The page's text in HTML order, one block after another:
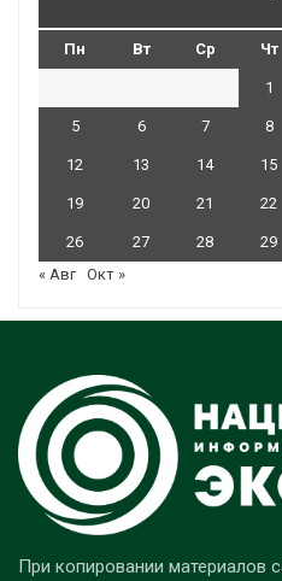
Пн Вт Ср Чт
1
5 6 7 8
12 13 14 15
19 20 21 22
26 27 28 29
« Авг Окт »
При копировании материалов